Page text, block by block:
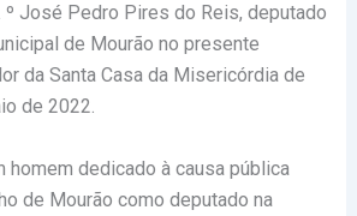
José Pedro Pires do Reis, deputado
de Mourão no presente
da Santa Casa da Misericórdia de
de 2022.
dedicado à causa pública
de Mourão como deputado na